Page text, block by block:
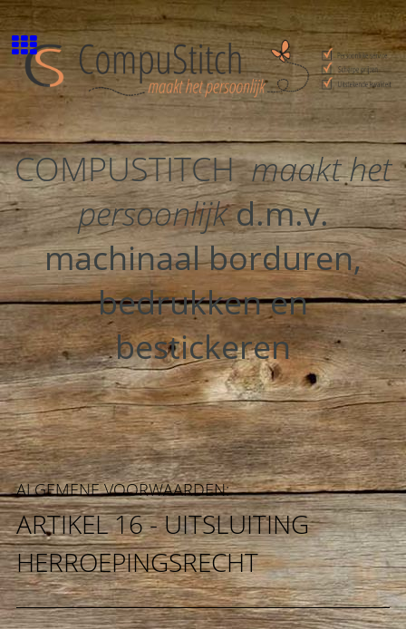
COMPUSTITCHmaakt het
persoonlijkd.m.v.
machinaal borduren,
bedrukken en
bestickeren
ALGEMENE VOORWAARDEN:
ARTIKEL 16 - UITSLUITING
HERROEPINGSRECHT